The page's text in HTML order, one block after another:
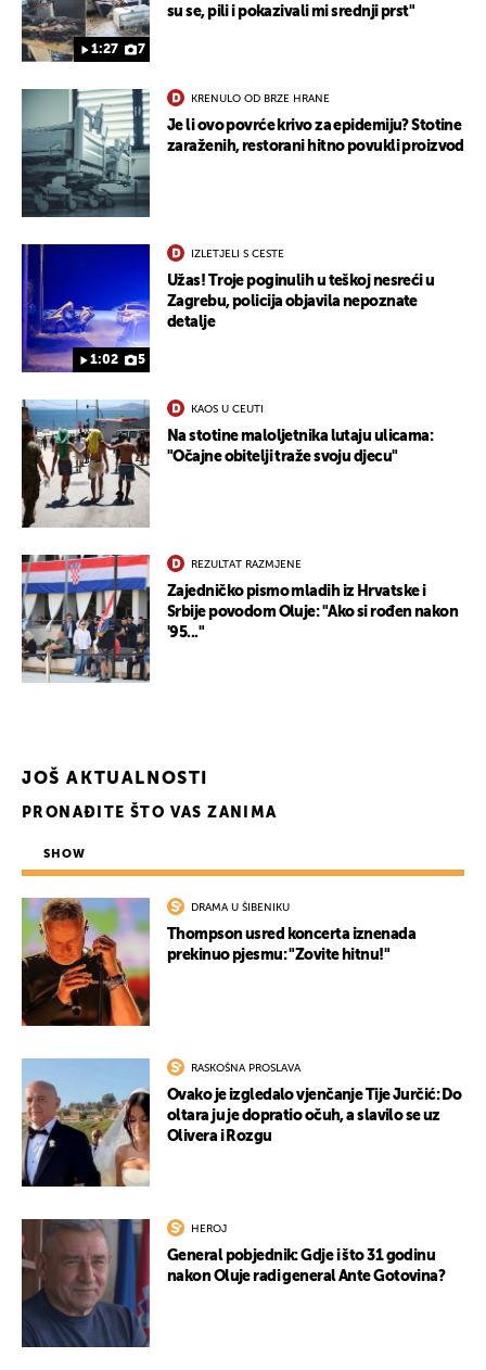
1:27 7
su se, pili i pokazivali mi srednji prst"
KRENULO OD BRZE HRANE
Je li ovo povrće krivo za epidemiju? Stotine
zaraženih, restorani hitno povukli proizvod
1:02 5
IZLETJELI S CESTE
Užas! Troje poginulih u teškoj nesreći u
Zagrebu, policija objavila nepoznate
detalje
KAOS U CEUTI
Na stotine maloljetnika lutaju ulicama:
"Očajne obitelji traže svoju djecu"
REZULTAT RAZMJENE
Zajedničko pismo mladih iz Hrvatske i
Srbije povodom Oluje: "Ako si rođen nakon
'95..."
JOŠ AKTUALNOSTI
PRONAĐITE ŠTO VAS ZANIMA
SHOW
DRAMA U ŠIBENIKU
Thompson usred koncerta iznenada
prekinuo pjesmu: "Zovite hitnu!"
RASKOŠNA PROSLAVA
Ovako je izgledalo vjenčanje Tije Jurčić: Do
oltara ju je dopratio očuh, a slavilo se uz
Olivera i Rozgu
HEROJ
General pobjednik: Gdje i što 31 godinu
nakon Oluje radi general Ante Gotovina?